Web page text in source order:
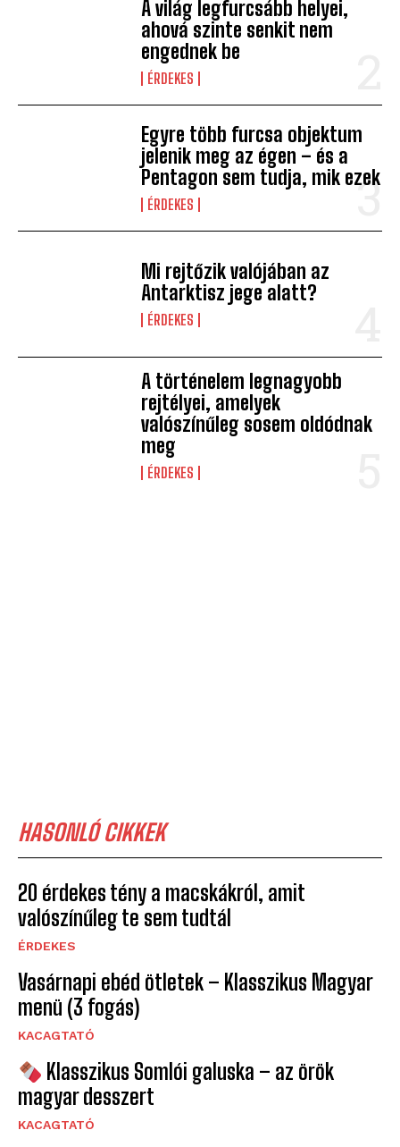
A világ legfurcsább helyei,
ahová szinte senkit nem
engednek be
ÉRDEKES
Egyre több furcsa objektum
jelenik meg az égen – és a
Pentagon sem tudja, mik ezek
ÉRDEKES
Mi rejtőzik valójában az
Antarktisz jege alatt?
ÉRDEKES
A történelem legnagyobb
rejtélyei, amelyek
valószínűleg sosem oldódnak
meg
ÉRDEKES
HASONLÓ CIKKEK
20 érdekes tény a macskákról, amit
valószínűleg te sem tudtál
ÉRDEKES
Vasárnapi ebéd ötletek – Klasszikus Magyar
menü (3 fogás)
KACAGTATÓ
Klasszikus Somlói galuska – az örök
magyar desszert
KACAGTATÓ